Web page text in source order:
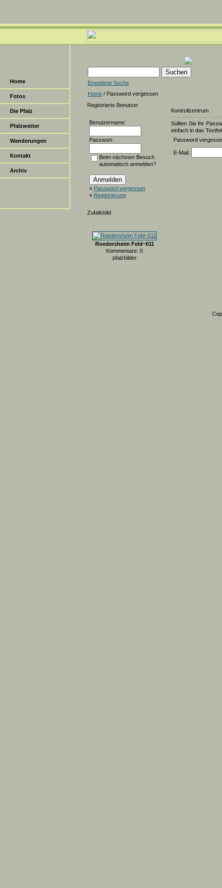
Home
Fotos
Die Pfalz
Pfalzwetter
Wanderungen
Kontakt
Archiv
Erweiterte Suche
Home / Password vergessen
Registrierte Benutzer
Benutzername:
Passwort:
Beim nächsten Besuch
automatisch anmelden?
» Password vergessen
» Registrierung
Zufallsbild
Roedersheim Feld~011
Kommentare: 0
pfalzbilder
Kontrollzentrum
Sollten Sie Ihr
einfach in das
Password
E-Mail: